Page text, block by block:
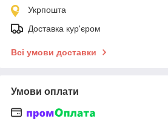
Укрпошта
Доставка кур'єром
Всі умови доставки
Умови оплати